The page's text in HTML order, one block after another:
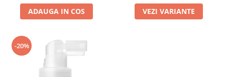
ADAUGA IN COS VEZI VARIANTE
-20%